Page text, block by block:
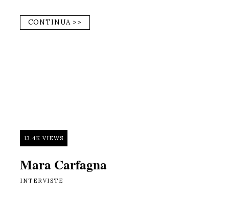
CONTINUA >>
13.4K VIEWS
Mara Carfagna
INTERVISTE